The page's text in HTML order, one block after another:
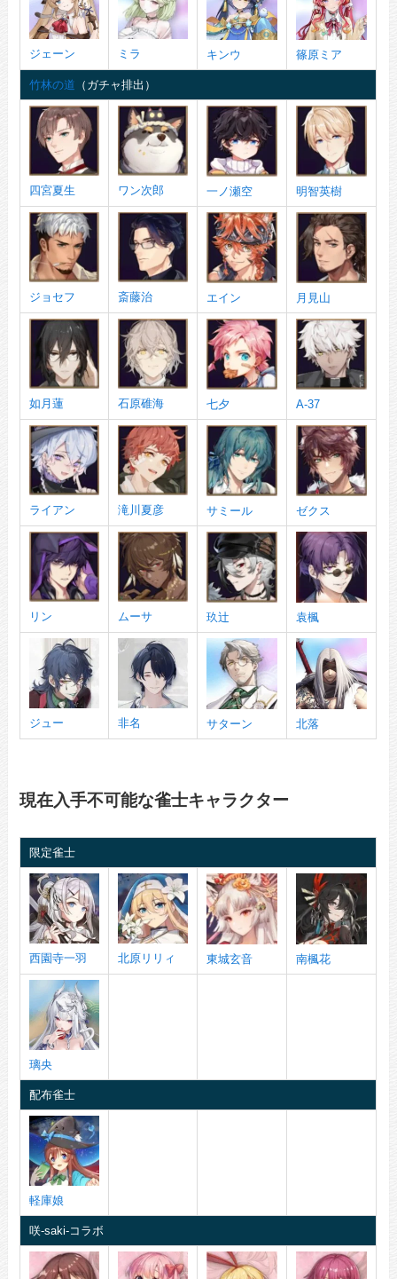
ジェーン ミラ キンウ 篠原ミア
竹林の道 （ガチャ排出）
四宮夏生 ワン次郎 一ノ瀬空 明智英樹
ジョセフ 斎藤治 エイン 月見山
如月蓮 石原碓海 七夕 A-37
ライアン 滝川夏彦 サミール ゼクス
リン ムーサ 玖辻 袁楓
ジュー 非名 サターン 北落
現在入手不可能な雀士キャラクター
限定雀士
西園寺一羽 北原リリィ 東城玄音 南楓花
璃央
配布雀士
軽庫娘
咲-saki-コラボ